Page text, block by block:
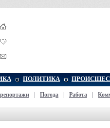
ПОЛИТИКА
Погода Работа